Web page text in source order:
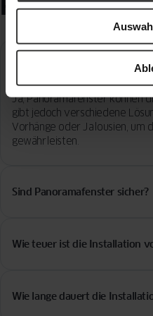
Häufig
Beeinflussen
Ja, Panoramafenster können
gibt jedoch verschiedene
Vorhänge oder Jalousien, um
gewährleisten.
Sind Panoramafenster sicher?
gefertigt, das bei Bruch in
Wie teuer ist die Installation
je nach Größe, Material und
ratsam, mehrere Angebote
Wie lange dauert die